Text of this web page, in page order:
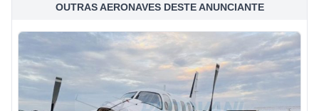
OUTRAS AERONAVES DESTE ANUNCIANTE